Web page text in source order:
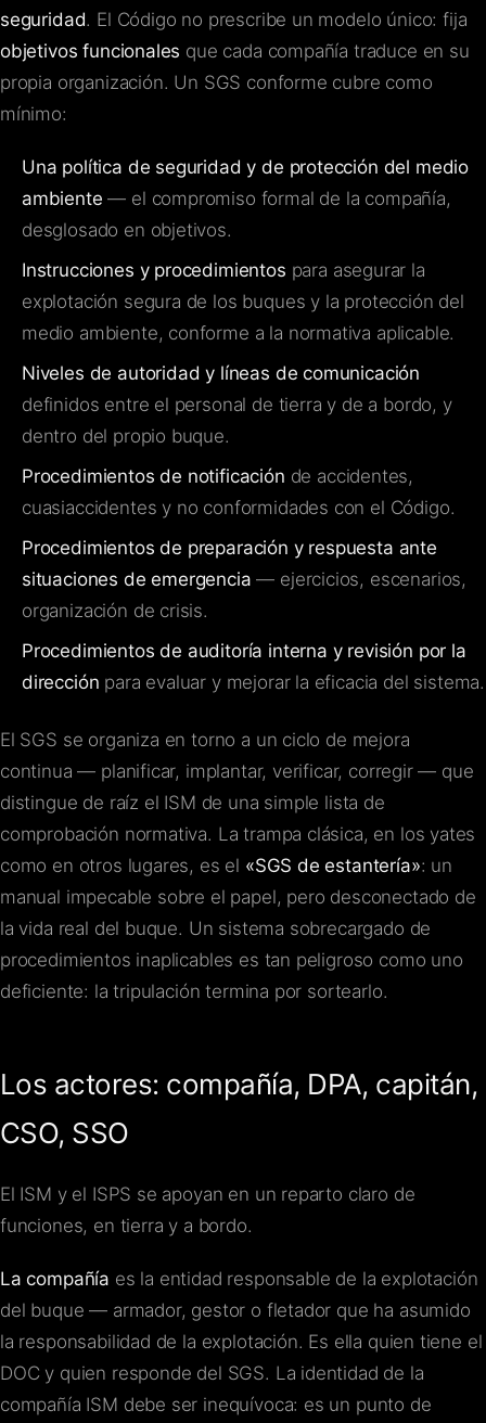
seguridad. El Código no prescribe un modelo único: fija
objetivos funcionales que cada compañía traduce en su
propia organización. Un SGS conforme cubre como
mínimo:
Una política de seguridad y de protección del medio
ambiente — el compromiso formal de la compañía,
desglosado en objetivos.
Instrucciones y procedimientos para asegurar la
explotación segura de los buques y la protección del
medio ambiente, conforme a la normativa aplicable.
Niveles de autoridad y líneas de comunicación
definidos entre el personal de tierra y de a bordo, y
dentro del propio buque.
Procedimientos de notificación de accidentes,
cuasiaccidentes y no conformidades con el Código.
Procedimientos de preparación y respuesta ante
situaciones de emergencia — ejercicios, escenarios,
organización de crisis.
Procedimientos de auditoría interna y revisión por la
dirección para evaluar y mejorar la eficacia del sistema.
El SGS se organiza en torno a un ciclo de mejora
continua — planificar, implantar, verificar, corregir — que
distingue de raíz el ISM de una simple lista de
comprobación normativa. La trampa clásica, en los yates
como en otros lugares, es el «SGS de estantería»: un
manual impecable sobre el papel, pero desconectado de
la vida real del buque. Un sistema sobrecargado de
procedimientos inaplicables es tan peligroso como uno
deficiente: la tripulación termina por sortearlo.
Los actores: compañía, DPA, capitán,
CSO, SSO
El ISM y el ISPS se apoyan en un reparto claro de
funciones, en tierra y a bordo.
La compañía es la entidad responsable de la explotación
del buque — armador, gestor o fletador que ha asumido
la responsabilidad de la explotación. Es ella quien tiene el
DOC y quien responde del SGS. La identidad de la
compañía ISM debe ser inequívoca: es un punto de